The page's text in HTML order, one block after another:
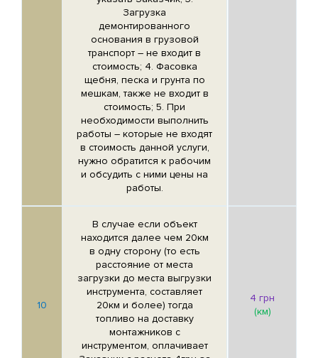
Загрузка
демонтированного
основания в грузовой
транспорт – не входит в
стоимость; 4. Фасовка
щебня, песка и грунта по
мешкам, также не входит в
стоимость; 5. При
необходимости выполнить
работы – которые не входят
в стоимость данной услуги,
нужно обратится к рабочим
и обсудить с ними цены на
работы.
10
В случае если объект
находится далее чем 20км
в одну сторону (то есть
расстояние от места
загрузки до места выгрузки
инструмента, составляет
20км и более) тогда
топливо на доставку
монтажников с
инструментом, оплачивает
4 грн
(км)